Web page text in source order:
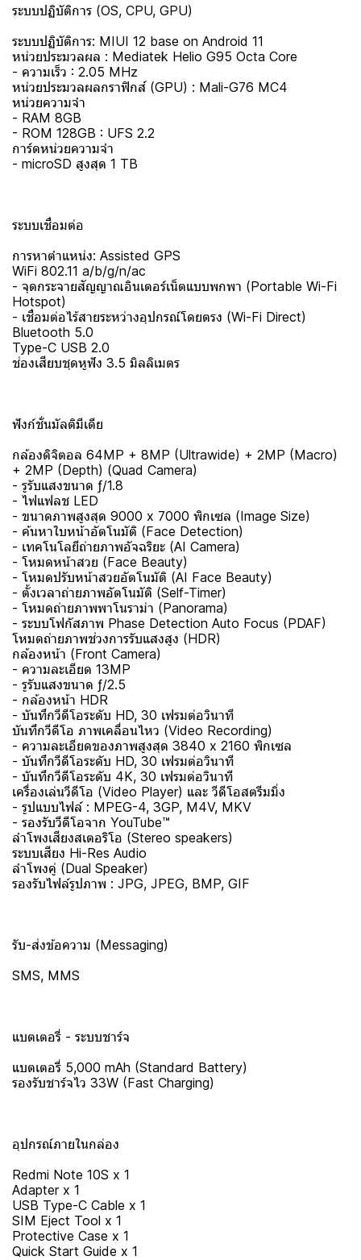
ระบบปฏิบัติการ (OS, CPU, GPU)
ระบบปฏิบัติการ: MIUI 12 base on Android 11
หน่วยประมวลผล : Mediatek Helio G95 Octa Core
- ความเร็ว : 2.05 MHz
หน่วยประมวลผลกราฟิกส์ (GPU) : Mali-G76 MC4
หน่วยความจำ
- RAM 8GB
- ROM 128GB : UFS 2.2
การ์ดหน่วยความจำ
- microSD สูงสุด 1 TB
ระบบเชื่อมต่อ
การหาตำแหน่ง: Assisted GPS
WiFi 802.11 a/b/g/n/ac
- จุดกระจายสัญญาณอินเตอร์เน็ตแบบพกพา (Portable Wi-Fi
Hotspot)
- เชื่อมต่อไร้สายระหว่างอุปกรณ์โดยตรง (Wi-Fi Direct)
Bluetooth 5.0
Type-C USB 2.0
ช่องเสียบชุดหูฟัง 3.5 มิลลิเมตร
ฟังก์ชั่นมัลติมีเดีย
กล้องดิจิตอล 64MP + 8MP (Ultrawide) + 2MP (Macro)
+ 2MP (Depth) (Quad Camera)
- รูรับแสงขนาด ƒ/1.8
- ไฟแฟลช LED
- ขนาดภาพสูงสุด 9000 x 7000 พิกเซล (Image Size)
- ค้นหาใบหน้าอัตโนมัติ (Face Detection)
- เทคโนโลยีถ่ายภาพอัจฉริยะ (AI Camera)
- โหมดหน้าสวย (Face Beauty)
- โหมดปรับหน้าสวยอัตโนมัติ (AI Face Beauty)
- ตั้งเวลาถ่ายภาพอัตโนมัติ (Self-Timer)
- โหมดถ่ายภาพพาโนราม่า (Panorama)
- ระบบโฟกัสภาพ Phase Detection Auto Focus (PDAF)
โหมดถ่ายภาพช่วงการรับแสงสูง (HDR)
กล้องหน้า (Front Camera)
- ความละเอียด 13MP
- รูรับแสงขนาด ƒ/2.5
- กล้องหน้า HDR
- บันทึกวีดีโอระดับ HD, 30 เฟรมต่อวินาที
บันทึกวีดีโอ ภาพเคลื่อนไหว (Video Recording)
- ความละเอียดของภาพสูงสุด 3840 x 2160 พิกเซล
- บันทึกวีดีโอระดับ HD, 30 เฟรมต่อวินาที
- บันทึกวีดีโอระดับ 4K, 30 เฟรมต่อวินาที
เครื่องเล่นวีดีโอ (Video Player) และ วีดีโอสตรีมมิ่ง
- รูปแบบไฟล์ : MPEG-4, 3GP, M4V, MKV
- รองรับวีดีโอจาก YouTube™
ลำโพงเสียงสเตอริโอ (Stereo speakers)
ระบบเสียง Hi-Res Audio
ลำโพงคู่ (Dual Speaker)
รองรับไฟล์รูปภาพ : JPG, JPEG, BMP, GIF
รับ-ส่งข้อความ (Messaging)
SMS, MMS
แบตเตอรี่ - ระบบชาร์จ
แบตเตอรี่ 5,000 mAh (Standard Battery)
รองรับชาร์จไว 33W (Fast Charging)
อุปกรณ์ภายในกล่อง
Redmi Note 10S x 1
Adapter x 1
USB Type-C Cable x 1
SIM Eject Tool x 1
Protective Case x 1
Quick Start Guide x 1